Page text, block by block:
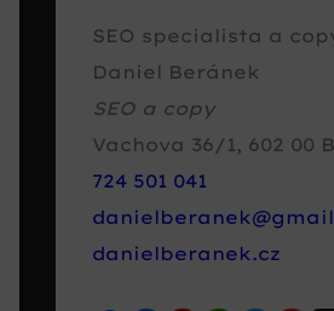
SEO specialista a
Daniel Beránek
SEO a copy
Vachova 36/1, 602 00
724 501 041
danielberanek.cz